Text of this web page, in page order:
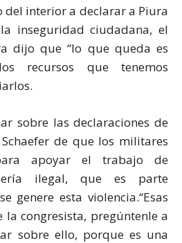
del interior a declarar a Piura
inseguridad ciudadana, el
dijo que “lo que queda es
recursos que tenemos
sobre las declaraciones de
de que los militares
apoyar el trabajo de
ilegal, que es parte
genere esta violencia.“Esas
la congresista, pregúntenle a
sobre ello, porque es una